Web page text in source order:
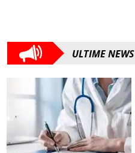
ULTIME NEWS